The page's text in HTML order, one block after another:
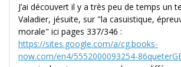
J’ai découvert il y a très peu de temps un
Valadier, jésuite, sur "la casuistique,
morale" ici pages 337/346 :
https://sites.google.com/a/cg.books-
now.com/en4/5552000093254-